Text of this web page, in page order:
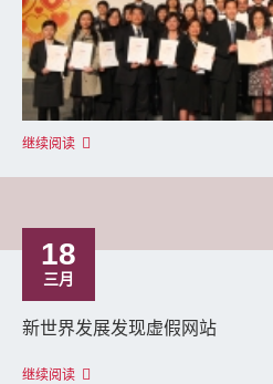
继续阅读
18
三月
新世界发展发现虚假网站
继续阅读